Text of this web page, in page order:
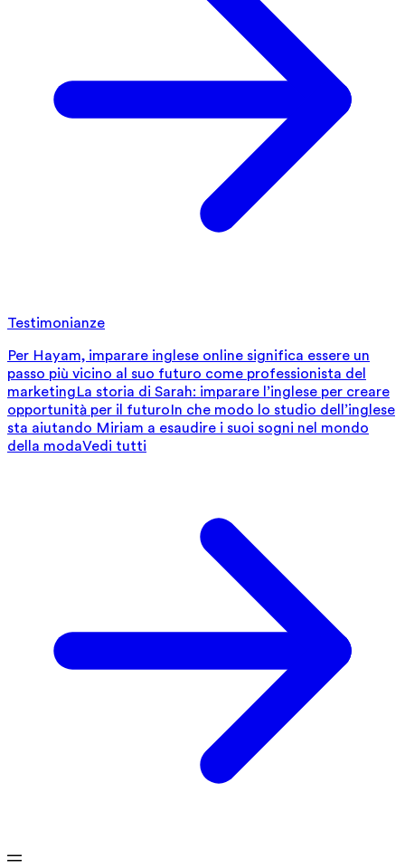
Testimonianze
Per Hayam, imparare inglese online significa essere un
passo più vicino al suo futuro come professionista del
marketingLa storia di Sarah: imparare l’inglese per creare
opportunità per il futuroIn che modo lo studio dell’inglese
sta aiutando Miriam a esaudire i suoi sogni nel mondo
della modaVedi tutti